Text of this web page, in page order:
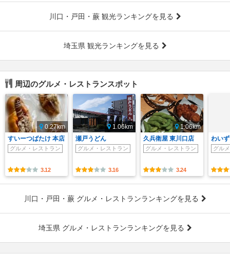
川口・戸田・蕨 観光ランキングを見る
埼玉県 観光ランキングを見る
周辺のグルメ・レストランスポット
0.27km
すいーつばたけ 本店
グルメ・レストラン
3.12
1.06km
瀬戸うどん
グルメ・レストラン
3.16
1.06km
久兵衛屋 東川口店
グルメ・レストラン
3.24
わい
グル
川口・戸田・蕨 グルメ・レストランランキングを見る
埼玉県 グルメ・レストランランキングを見る